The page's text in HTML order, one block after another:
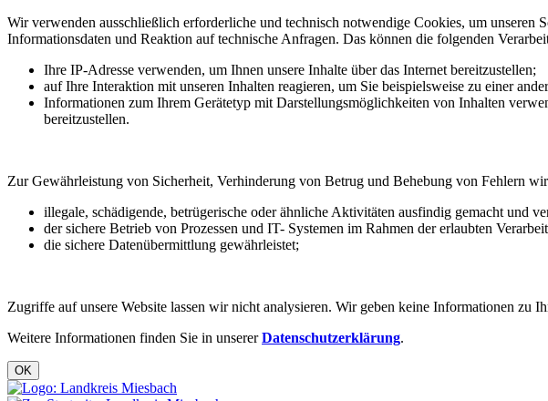
Wir verwenden ausschließlich erforderliche und technisch notwendige Cookies, um
Informationsdaten und Reaktion auf technische Anfragen. Das können die folgenden
Ihre IP-Adresse verwenden, um Ihnen unsere Inhalte über das Internet bereitzustellen;
auf Ihre Interaktion mit unseren Inhalten reagieren, um Sie beispielsweise zu einer
Informationen zum Ihrem Gerätetyp mit Darstellungsmöglichkeiten von Inhalten
bereitzustellen.
Zur Gewährleistung von Sicherheit, Verhinderung von Betrug und Behebung von Fehlern
illegale, schädigende, betrügerische oder ähnliche Aktivitäten ausfindig gemacht und
der sichere Betrieb von Prozessen und IT- Systemen im Rahmen der erlaubten
die sichere Datenübermittlung gewährleistet;
Zugriffe auf unsere Website lassen wir nicht analysieren. Wir geben keine Informationen zu
Weitere Informationen finden Sie in unsererDatenschutzerklärung.
OK